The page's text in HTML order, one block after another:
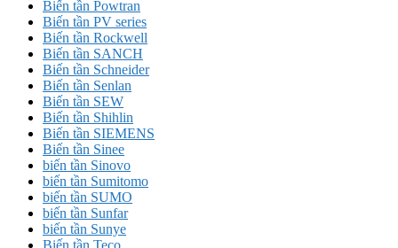
Biến tần Powtran
Biến tần PV series
Biến tần Rockwell
Biến tần SANCH
Biến tần Schneider
Biến tần Senlan
Biến tần SEW
Biến tần Shihlin
Biến tần SIEMENS
Biến tần Sinee
biến tần Sinovo
biến tần Sumitomo
biến tần SUMO
biến tần Sunfar
biến tần Sunye
Biến tần Teco